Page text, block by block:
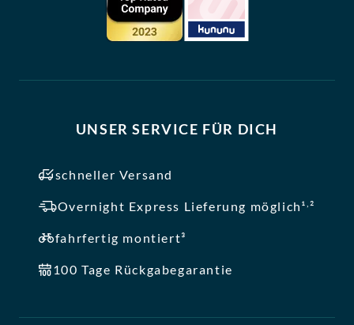
UNSER SERVICE FÜR DICH
schneller Versand
Overnight Express Lieferung möglich¹,²
fahrfertig montiert³
100 Tage Rückgabegarantie